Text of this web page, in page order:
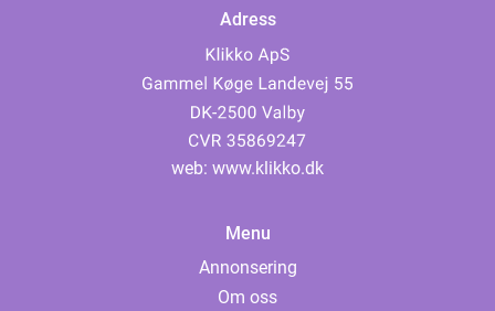
Adress
web: www.klikko.dk
Menu
Annonsering
Om oss